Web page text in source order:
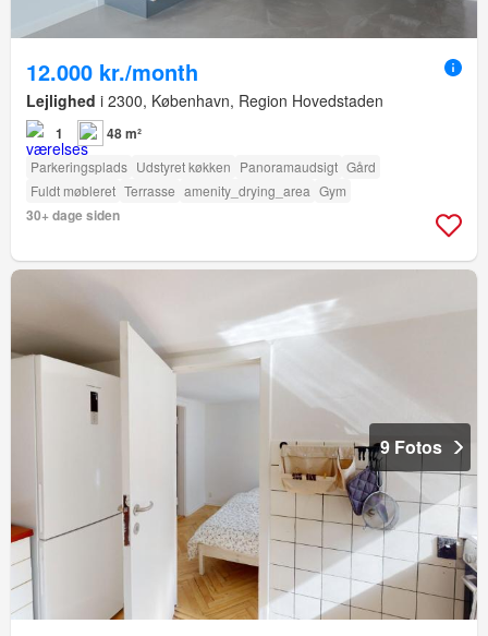
12.000 kr./month
Lejlighed i 2300, København, Region Hovedstaden
1 48 m²
Parkeringsplads Udstyret køkken Panoramaudsigt Gård
Fuldt møbleret Terrasse amenity_drying_area Gym
30+ dage siden
9 Fotos